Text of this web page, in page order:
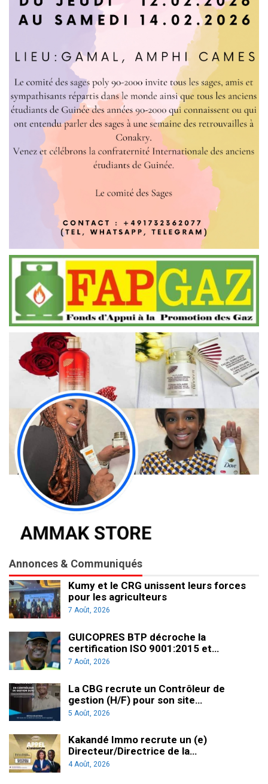
Annonces & Communiqués
Kumy et le CRG unissent leurs forces
pour les agriculteurs
7 Août, 2026
GUICOPRES BTP décroche la
certification ISO 9001:2015 et…
7 Août, 2026
La CBG recrute un Contrôleur de
gestion (H/F) pour son site…
5 Août, 2026
Kakandé Immo recrute un (e)
Directeur/Directrice de la…
4 Août, 2026